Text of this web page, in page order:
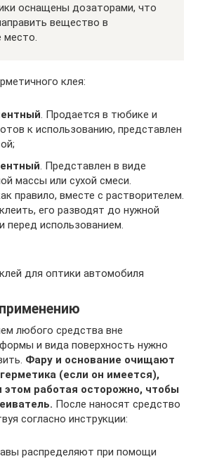
оснащены дозаторами, что
вещество в
место.
клея:
. Продается в тюбике и
к использованию, представлен
. Представлен в виде
массы или сухой смеси.
правило, вместе с растворителем.
его разводят до нужной
перед использованием.
для оптики автомобиля
любого средства вне
и вида поверхность нужно
Фару и основание очищают
(если он имеется),
работая осторожно, чтобы
После наносят средство
согласно инструкции:
распределяют при помощи